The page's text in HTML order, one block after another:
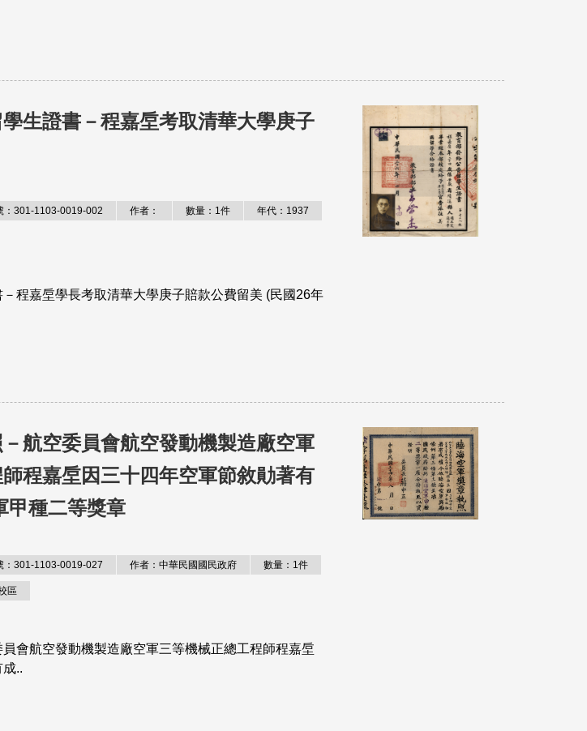
生證書－程嘉垕考取清華大學庚子
：301-1103-0019-002 作者： 數量：1件 年代：1937
程嘉垕學長考取清華大學庚子賠款公費留美 (民國26年
航空委員會航空發動機製造廠空軍
程嘉垕因三十四年空軍節敘勛著有
甲種二等獎章
：301-1103-0019-027 作者：中華民國國民政府 數量：1件
區
會航空發動機製造廠空軍三等機械正總工程師程嘉垕
..